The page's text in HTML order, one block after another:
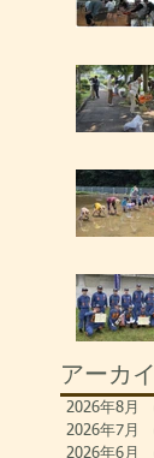
アーカ
2026年8月
2026年7月
2026年6月